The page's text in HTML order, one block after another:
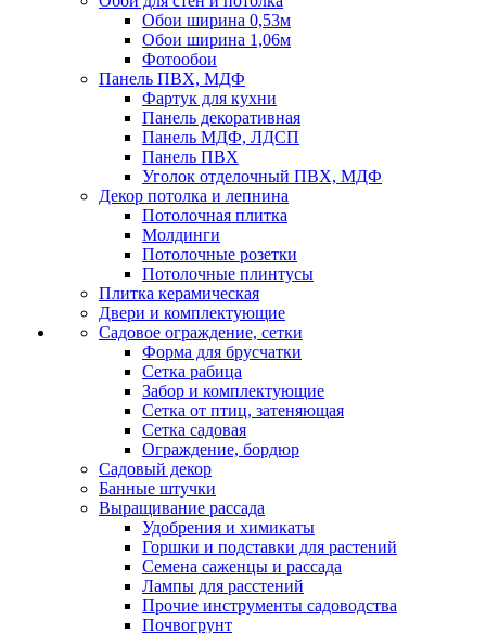
Обои ширина 0,53м
Обои ширина 1,06м
Фотообои
Панель ПВХ, МДФ
Фартук для кухни
Панель декоративная
Панель МДФ, ЛДСП
Панель ПВХ
Уголок отделочный ПВХ, МДФ
Декор потолка и лепнина
Потолочная плитка
Молдинги
Потолочные розетки
Потолочные плинтусы
Плитка керамическая
Двери и комплектующие
Садовое ограждение, сетки
Форма для брусчатки
Сетка рабица
Забор и комплектующие
Сетка от птиц, затеняющая
Сетка садовая
Ограждение, бордюр
Садовый декор
Банные штучки
Выращивание рассада
Удобрения и химикаты
Горшки и подставки для растений
Семена саженцы и рассада
Лампы для расстений
Прочие инструменты садоводства
Почвогрунт